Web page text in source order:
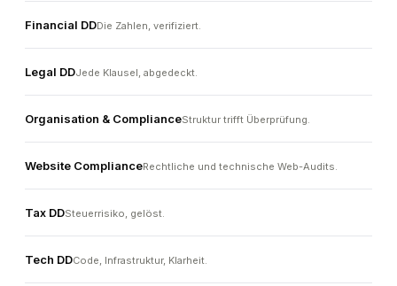
Financial DDDie Zahlen, verifiziert.
Legal DDJede Klausel, abgedeckt.
Organisation & ComplianceStruktur trifft Überprüfung.
Website ComplianceRechtliche und technische Web-Audits.
Tax DDSteuerrisiko, gelöst.
Tech DDCode, Infrastruktur, Klarheit.